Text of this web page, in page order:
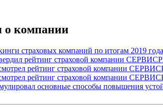
о компании
страховых компаний по итогам 2019 года
рейтинг страховой компании
рейтинг страховой компании
рейтинг страховой компании
основные способы повышения